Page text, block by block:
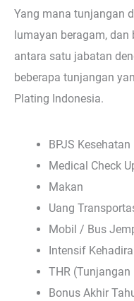
Yang mana tunjangan
lumayan beragam, dan
antara satu jabatan
beberapa tunjangan
Plating Indonesia.
BPJS
Medical Check
Makan
Uang
Mobil / Bus
Intensif
THR (Tunjangan
Bonus Akhir